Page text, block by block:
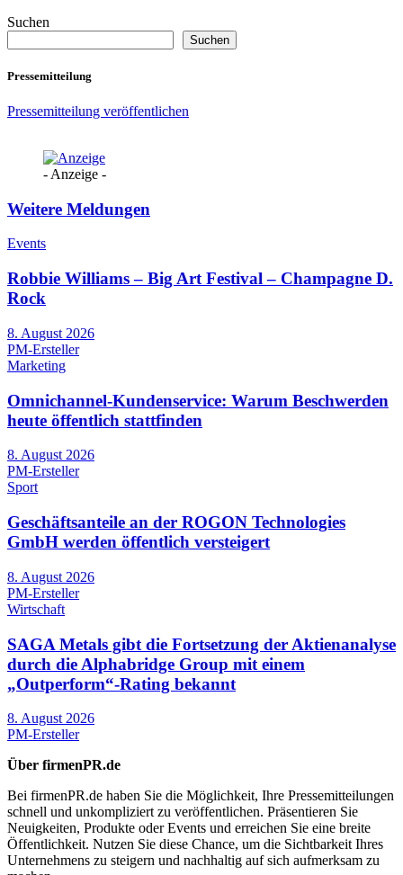
Suchen
Suchen
Pressemitteilung
Pressemitteilung veröffentlichen
- Anzeige -
Weitere Meldungen
Events
Robbie Williams – Big Art Festival – Champagne D.
Rock
8. August 2026
PM-Ersteller
Marketing
Omnichannel-Kundenservice: Warum Beschwerden
heute öffentlich stattfinden
8. August 2026
PM-Ersteller
Sport
Geschäftsanteile an der ROGON Technologies
GmbH werden öffentlich versteigert
8. August 2026
PM-Ersteller
Wirtschaft
SAGA Metals gibt die Fortsetzung der Aktienanalyse
durch die Alphabridge Group mit einem
„Outperform“-Rating bekannt
8. August 2026
PM-Ersteller
Über firmenPR.de
Bei firmenPR.de haben Sie die Möglichkeit, Ihre Pressemitteilungen
schnell und unkompliziert zu veröffentlichen. Präsentieren Sie
Neuigkeiten, Produkte oder Events und erreichen Sie eine breite
Öffentlichkeit. Nutzen Sie diese Chance, um die Sichtbarkeit Ihres
Unternehmens zu steigern und nachhaltig auf sich aufmerksam zu